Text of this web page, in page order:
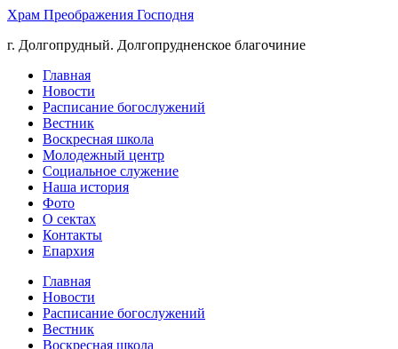
Храм Преображения Господня
г. Долгопрудный. Долгопрудненское благочиние
Главная
Новости
Расписание богослужений
Вестник
Воскресная школа
Молодежный центр
Социальное служение
Наша история
Фото
О сектах
Контакты
Епархия
Главная
Новости
Расписание богослужений
Вестник
Воскресная школа